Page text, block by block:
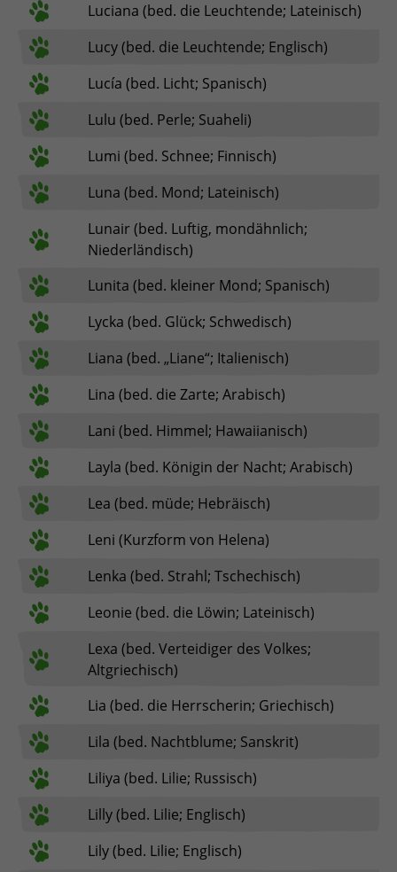
Luciana (bed. die Leuchtende; Lateinisch)
Lucy (bed. die Leuchtende; Englisch)
Lucía (bed. Licht; Spanisch)
Lulu (bed. Perle; Suaheli)
Lumi (bed. Schnee; Finnisch)
Luna (bed. Mond; Lateinisch)
Lunair (bed. Luftig, mondähnlich;
Niederländisch)
Lunita (bed. kleiner Mond; Spanisch)
Lycka (bed. Glück; Schwedisch)
Liana (bed. „Liane“; Italienisch)
Lina (bed. die Zarte; Arabisch)
Lani (bed. Himmel; Hawaiianisch)
Layla (bed. Königin der Nacht; Arabisch)
Lea (bed. müde; Hebräisch)
Leni (Kurzform von Helena)
Lenka (bed. Strahl; Tschechisch)
Leonie (bed. die Löwin; Lateinisch)
Lexa (bed. Verteidiger des Volkes;
Altgriechisch)
Lia (bed. die Herrscherin; Griechisch)
Lila (bed. Nachtblume; Sanskrit)
Liliya (bed. Lilie; Russisch)
Lilly (bed. Lilie; Englisch)
Lily (bed. Lilie; Englisch)